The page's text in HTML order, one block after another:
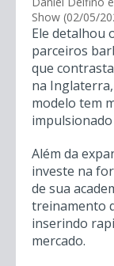
Daniel Delfino
Show (02/05/
Ele detalhou
parceiros
que
na
modelo tem
Além da
investe na
de sua
treinamento
inserindo
mercado.